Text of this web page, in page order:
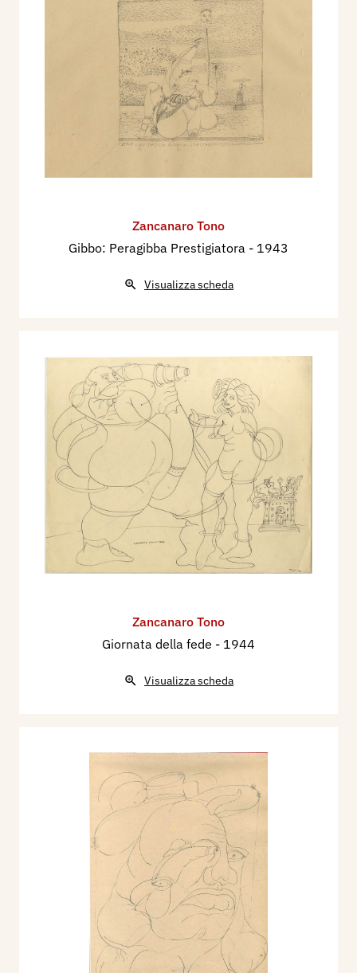
Zancanaro Tono
Gibbo: Peragibba Prestigiatora - 1943
Visualizza scheda
Zancanaro Tono
Giornata della fede - 1944
Visualizza scheda